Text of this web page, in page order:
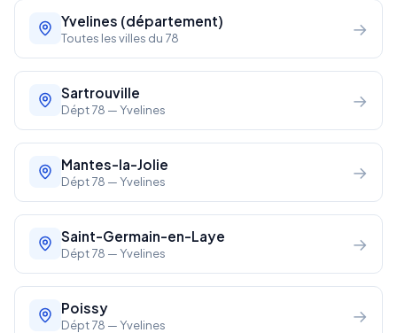
Yvelines (département)
Toutes les villes du 78 →
Sartrouville
Dépt 78 — Yvelines →
Mantes-la-Jolie
Dépt 78 — Yvelines →
Saint-Germain-en-Laye
Dépt 78 — Yvelines →
Poissy
Dépt 78 — Yvelines →